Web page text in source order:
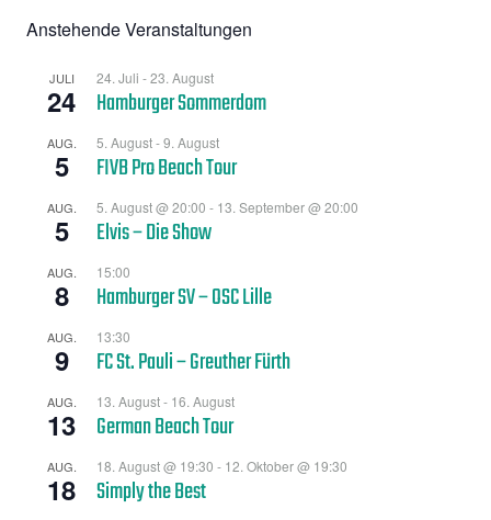
Anstehende Veranstaltungen
JULI
24
24. Juli -23. August
Hamburger Sommerdom
AUG.
5
5. August-9. August
FIVB Pro Beach Tour
AUG.
5
5. August @ 20:00 - 13. September @ 20:00
Elvis – Die Show
AUG.
8
15:00
Hamburger SV – OSC Lille
AUG.
9
13:30
FC St. Pauli – Greuther Fürth
AUG.
13
13. August- 16. August
German Beach Tour
AUG.
18
18. August @ 19:30 - 12. Oktober @ 19:30
Simply the Best